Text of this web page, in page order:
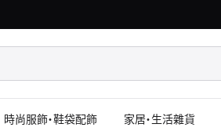
時尚服飾・鞋袋配飾 家居・生活雜貨